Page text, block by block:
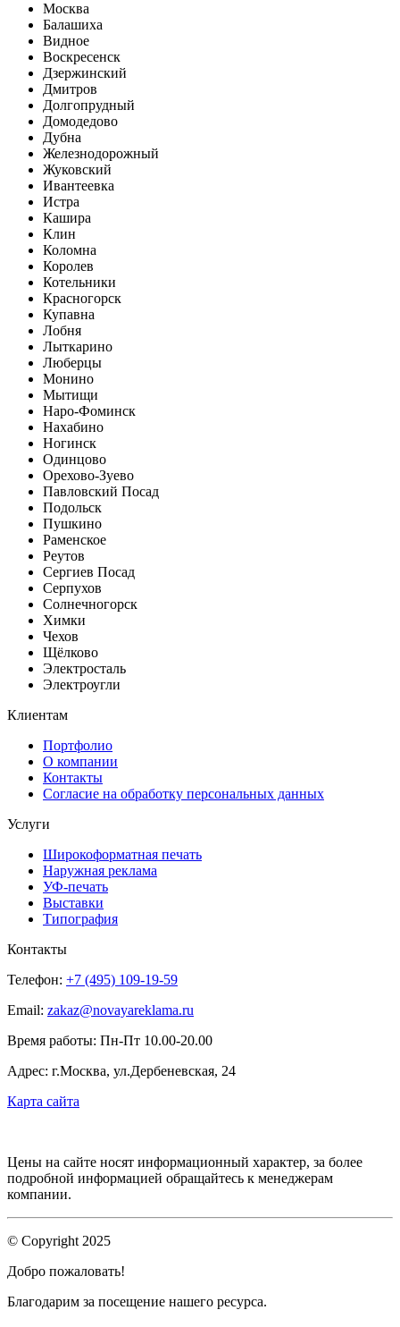
Москва
Балашиха
Видное
Воскресенск
Дзержинский
Дмитров
Долгопрудный
Домодедово
Дубна
Железнодорожный
Жуковский
Ивантеевка
Истра
Кашира
Клин
Коломна
Королев
Котельники
Красногорск
Купавна
Лобня
Лыткарино
Люберцы
Монино
Мытищи
Наро-Фоминск
Нахабино
Ногинск
Одинцово
Орехово-Зуево
Павловский Посад
Подольск
Пушкино
Раменское
Реутов
Сергиев Посад
Серпухов
Солнечногорск
Химки
Чехов
Щёлково
Электросталь
Электроугли
Клиентам
Портфолио
О компании
Контакты
Согласие на обработку персональных данных
Услуги
Широкоформатная печать
Наружная реклама
УФ-печать
Выставки
Типография
Контакты
Телефон: +7 (495) 109-19-59
Email: zakaz@novayareklama.ru
Время работы: Пн-Пт 10.00-20.00
Адрес: г.Москва, ул.Дербеневская, 24
Карта сайта
Цены на сайте носят информационный характер, за более
подробной информацией обращайтесь к менеджерам
компании.
© Copyright 2025
Добро пожаловать!
Благодарим за посещение нашего ресурса.